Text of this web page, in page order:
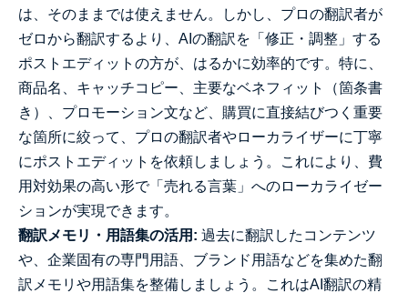
は、そのままでは使えません。しかし、プロの翻訳者が
ゼロから翻訳するより、AIの翻訳を「修正・調整」する
ポストエディットの方が、はるかに効率的です。特に、
商品名、キャッチコピー、主要なベネフィット（箇条書
き）、プロモーション文など、購買に直接結びつく重要
な箇所に絞って、プロの翻訳者やローカライザーに丁寧
にポストエディットを依頼しましょう。これにより、費
用対効果の高い形で「売れる言葉」へのローカライゼー
ションが実現できます。
翻訳メモリ・用語集の活用: 過去に翻訳したコンテンツ
や、企業固有の専門用語、ブランド用語などを集めた翻
訳メモリや用語集を整備しましょう。これはAI翻訳の精